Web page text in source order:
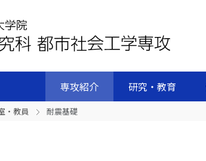
専攻紹介 研究・教育
・教員 耐震基礎